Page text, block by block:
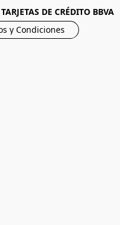
DE CRÉDITO BBVA
y Condiciones